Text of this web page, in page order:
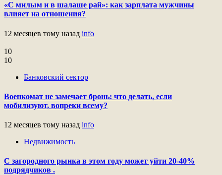
«С милым и в шалаше рай»: как зарплата мужчины
влияет на отношения?
12 месяцев тому назад info
10
10
Банковский сектор
Военкомат не замечает бронь: что делать, если
мобилизуют, вопреки всему?
12 месяцев тому назад info
Недвижимость
С загородного рынка в этом году может уйти 20-40%
подрядчиков .